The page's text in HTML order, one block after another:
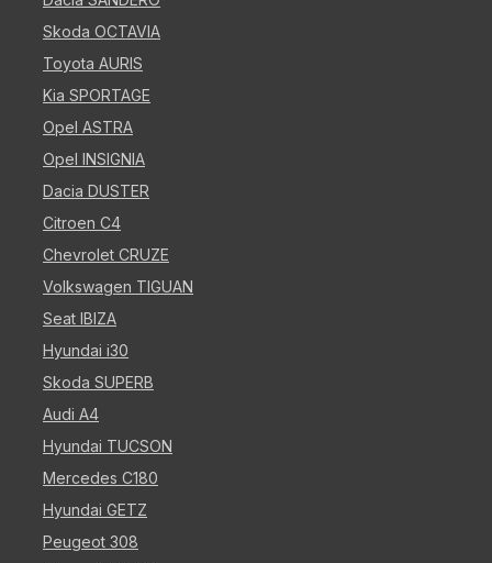
Skoda OCTAVIA
Toyota AURIS
Kia SPORTAGE
Opel ASTRA
Opel INSIGNIA
Dacia DUSTER
Citroen C4
Chevrolet CRUZE
Volkswagen TIGUAN
Seat IBIZA
Hyundai i30
Skoda SUPERB
Audi A4
Hyundai TUCSON
Mercedes C180
Hyundai GETZ
Peugeot 308